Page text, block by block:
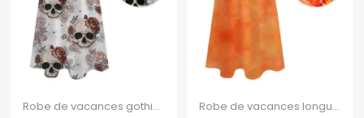
Robe de vacances gothique à imprimé tête de mort et rose, poches et bretelles spaghetti, robe longue Robe de vacances longue à poches et imprimé floral tropical orchidée